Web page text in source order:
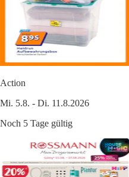
Action
Mi. 5.8. - Di. 11.8.2026
Noch 5 Tage gültig